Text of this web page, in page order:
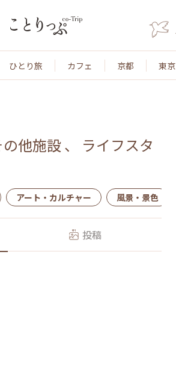
ひとり旅 カフェ 京都 東京
の他施設、 ライフスタ
アート・カルチャー 風景・景色
投稿